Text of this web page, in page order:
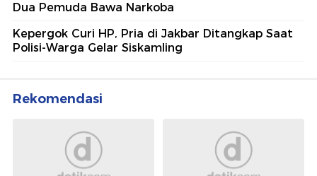
Dua Pemuda Bawa Narkoba
Kepergok Curi HP, Pria di Jakbar Ditangkap Saat
Polisi-Warga Gelar Siskamling
Rekomendasi